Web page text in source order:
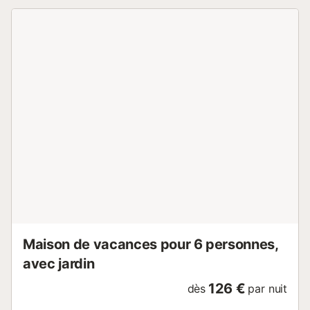
Maison de vacances pour 6 personnes,
avec jardin
dès 126 € par nuit